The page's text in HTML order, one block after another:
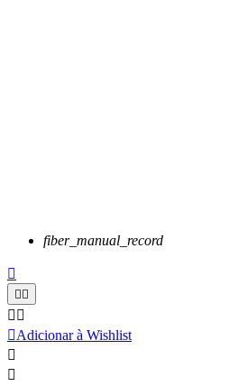
fiber_manual_record

 
 
Adicionar à Wishlist

